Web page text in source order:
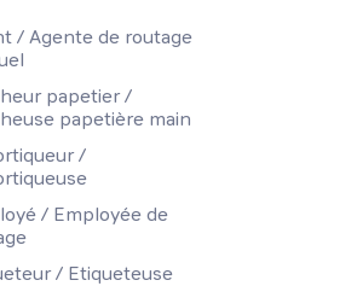
/ Agente de routage
papetier /
papetière main
/
/ Employée de
/ Etiqueteuse